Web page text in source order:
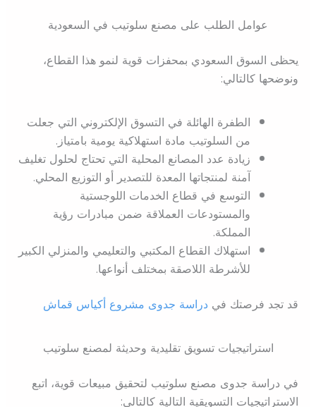
عوامل الطلب على مصنع سلوتيب في السعودية
يحظى السوق السعودي بمحفزات قوية لنمو هذا القطاع،
ونوضحها كالتالي:
الطفرة الهائلة في التسوق الإلكتروني التي جعلت
من السلوتيب مادة استهلاكية يومية بامتياز.
زيادة عدد المصانع المحلية التي تحتاج لحلول تغليف
آمنة لمنتجاتها المعدة للتصدير أو التوزيع المحلي.
التوسع في قطاع الخدمات اللوجستية
والمستودعات العملاقة ضمن مبادرات رؤية
المملكة.
استهلاك القطاع المكتبي والتعليمي والمنزلي الكبير
للأشرطة اللاصقة بمختلف أنواعها.
قد تجد فرصتك في دراسة جدوى مشروع أكياس قماش
استراتيجيات تسويق تقليدية وحديثة لمصنع سلوتيب
في دراسة جدوى مصنع سلوتيب لتحقيق مبيعات قوية، اتبع
الاستراتيجيات التسويقية التالية كالتالي: